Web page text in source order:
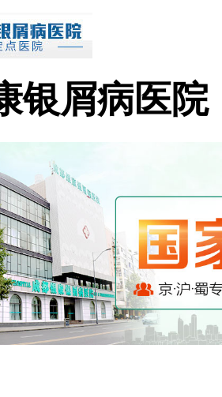
银屑病医院